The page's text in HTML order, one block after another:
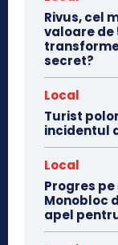
Rivus, cel
valoare de
secret?
Local
Turist
incidentul
Local
Progres
Monobloc
apel